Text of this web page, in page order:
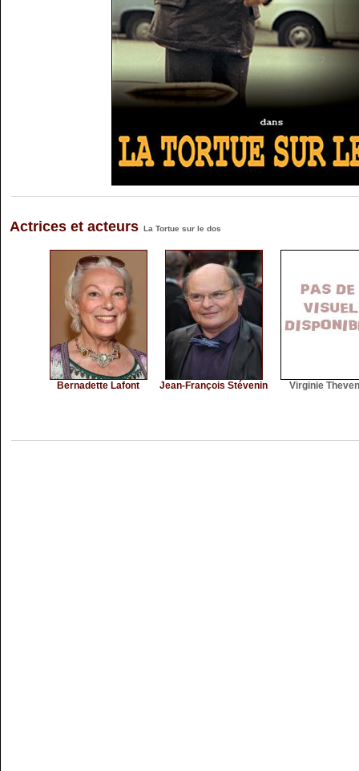
Actrices et acteurs La Tortue sur le dos
Bernadette Lafont Jean-François Stévenin Virginie